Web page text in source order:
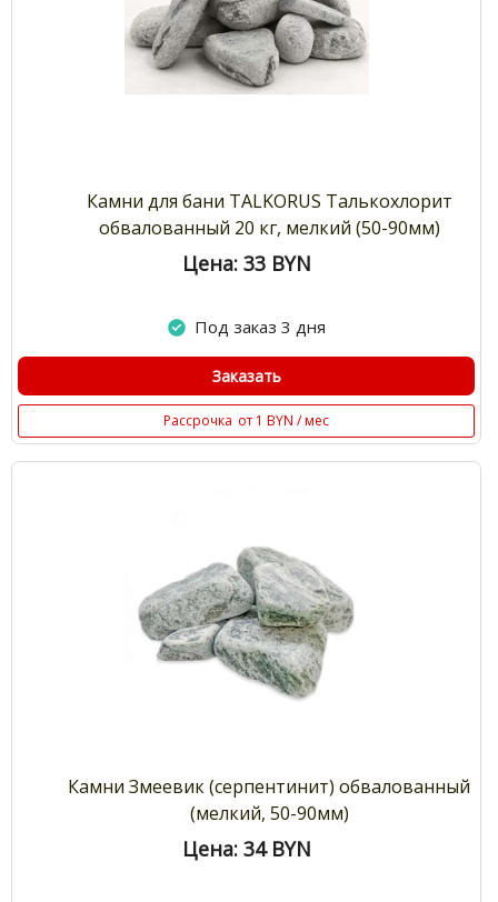
Камни для бани TALKORUS Талькохлорит
обвалованный 20 кг, мелкий (50-90мм)
Цена: 33 BYN
Под заказ 3 дня
Заказать
Рассрочка от 1 BYN / мес
Камни Змеевик (серпентинит) обвалованный
(мелкий, 50-90мм)
Цена: 34 BYN